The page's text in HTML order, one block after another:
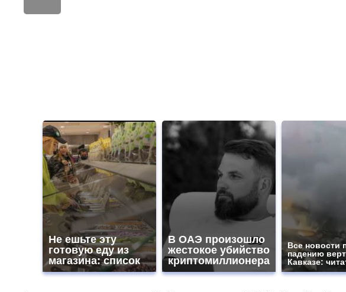
Не ешьте эту
готовую еду из
магазина: список
В ОАЭ произошло
жестокое убийство
криптомиллионера
Все новости
падению
Кавказе: